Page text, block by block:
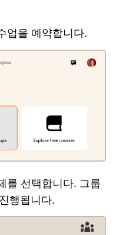
업을 예약합니다.
를 선택합니다. 그룹
행됩니다.